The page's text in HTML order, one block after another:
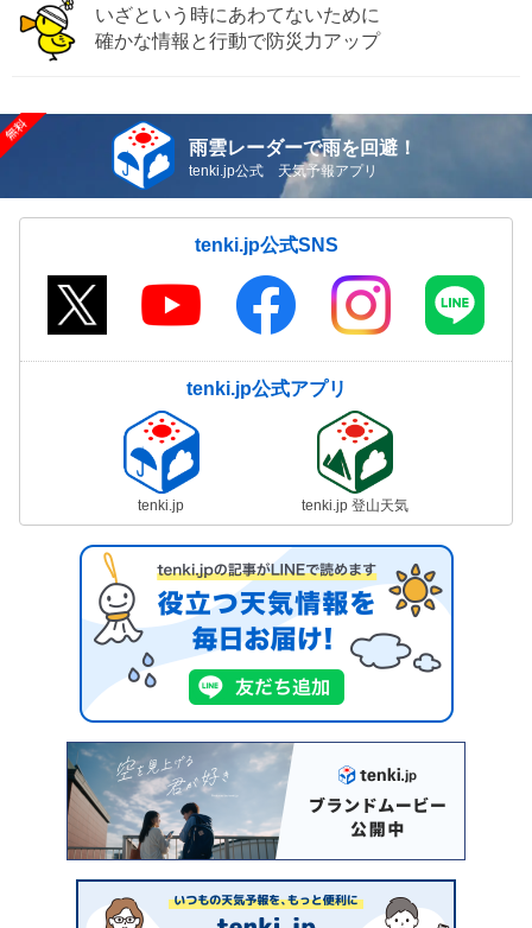
いざという時にあわてないために
確かな情報と行動で防災力アップ
雨雲レーダーで雨を回避！
tenki.jp公式 天気予報アプリ
tenki.jp公式SNS
tenki.jp公式アプリ
tenki.jp tenki.jp 登山天気